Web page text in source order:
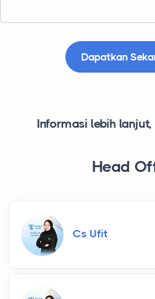
Dapatkan
Informasi lebih
Head
Cs Ufit